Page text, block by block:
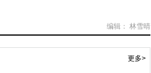
编辑： 林雪晴
更多>